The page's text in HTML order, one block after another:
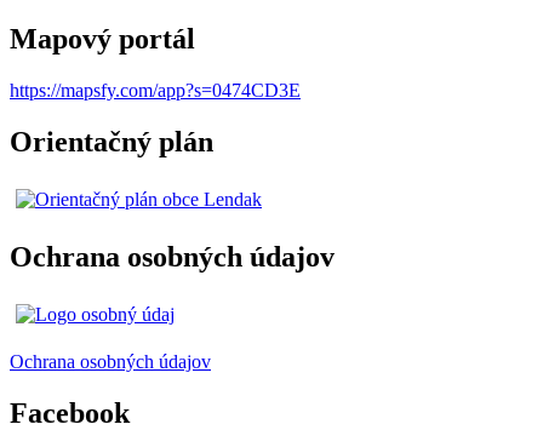
Mapový portál
https://mapsfy.com/app?s=0474CD3E
Orientačný plán
Ochrana osobných údajov
Ochrana osobných údajov
Facebook